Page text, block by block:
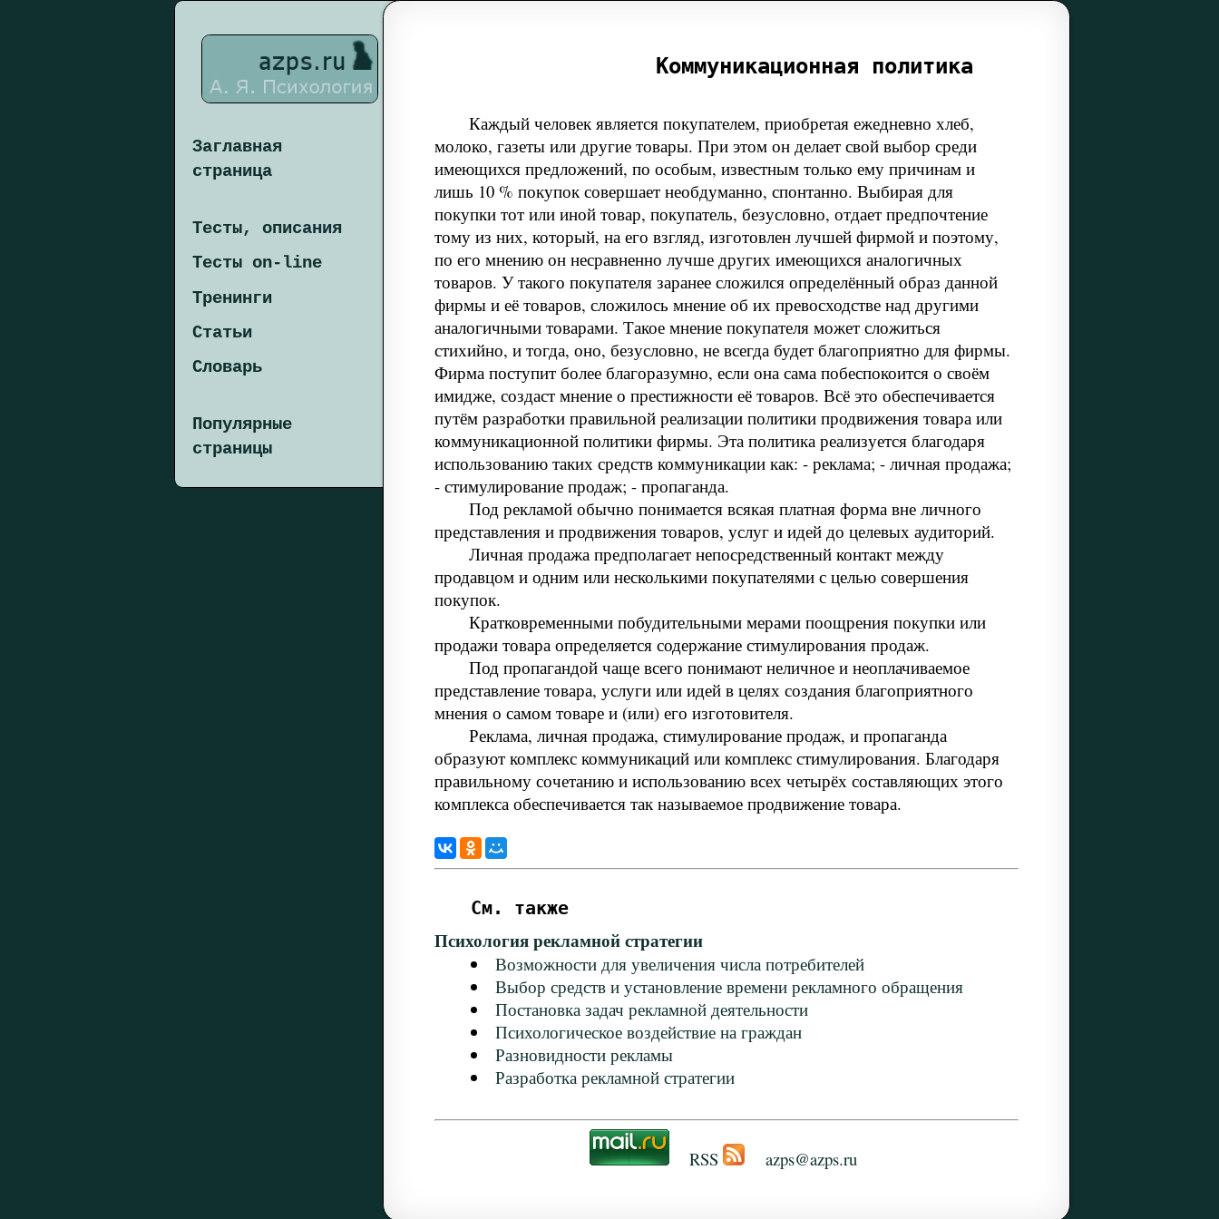
Коммуникационная политика
Каждый человек является покупателем, приобретая ежедневно хлеб,
молоко, газеты или другие товары. При этом он делает свой выбор среди
имеющихся предложений, по особым, известным только ему причинам и
лишь 10 % покупок совершает необдуманно, спонтанно. Выбирая для
покупки тот или иной товар, покупатель, безусловно, отдает предпочтение
тому из них, который, на его взгляд, изготовлен лучшей фирмой и поэтому,
по его мнению он несравненно лучше других имеющихся аналогичных
товаров. У такого покупателя заранее сложился определённый образ данной
фирмы и её товаров, сложилось мнение об их превосходстве над другими
аналогичными товарами. Такое мнение покупателя может сложиться
стихийно, и тогда, оно, безусловно, не всегда будет благоприятно для фирмы.
Фирма поступит более благоразумно, если она сама побеспокоится о своём
имидже, создаст мнение о престижности её товаров. Всё это обеспечивается
путём разработки правильной реализации политики продвижения товара или
коммуникационной политики фирмы. Эта политика реализуется благодаря
использованию таких средств коммуникации как: - реклама; - личная продажа;
- стимулирование продаж; - пропаганда.
Под рекламой обычно понимается всякая платная форма вне личного
представления и продвижения товаров, услуг и идей до целевых аудиторий.
Личная продажа предполагает непосредственный контакт между
продавцом и одним или несколькими покупателями с целью совершения
покупок.
Кратковременными побудительными мерами поощрения покупки или
продажи товара определяется содержание стимулирования продаж.
Под пропагандой чаще всего понимают неличное и неоплачиваемое
представление товара, услуги или идей в целях создания благоприятного
мнения о самом товаре и (или) его изготовителя.
Реклама, личная продажа, стимулирование продаж, и пропаганда
образуют комплекс коммуникаций или комплекс стимулирования. Благодаря
правильному сочетанию и использованию всех четырёх составляющих этого
комплекса обеспечивается так называемое продвижение товара.
См. также
Психология рекламной стратегии
Возможности для увеличения числа потребителей
Выбор средств и установление времени рекламного обращения
Постановка задач рекламной деятельности
Психологическое воздействие на граждан
Разновидности рекламы
Разработка рекламной стратегии
RSS azps@azps.ru
Заглавная
страница
Тесты, описания
Тесты on-line
Тренинги
Статьи
Словарь
Популярные
страницы